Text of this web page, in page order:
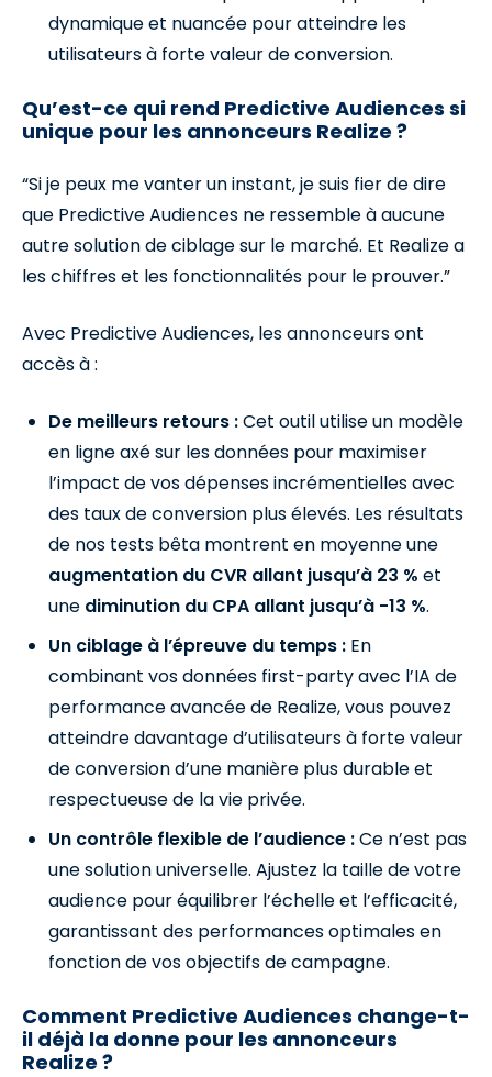
dynamique et nuancée pour atteindre les
utilisateurs à forte valeur de conversion.
Qu’est-ce qui rend Predictive Audiences si
unique pour les annonceurs Realize ?
“Si je peux me vanter un instant, je suis fier de dire
que Predictive Audiences ne ressemble à aucune
autre solution de ciblage sur le marché. Et Realize a
les chiffres et les fonctionnalités pour le prouver.”
Avec Predictive Audiences, les annonceurs ont
accès à :
De meilleurs retours :Cet outil utilise un modèle
en ligne axé sur les données pour maximiser
l’impact de vos dépenses incrémentielles avec
des taux de conversion plus élevés. Les résultats
de nos tests bêta montrent en moyenne une
augmentation du CVR allant jusqu’à 23 % et
une diminution du CPA allant jusqu’à -13 %.
Un ciblage à l’épreuve du temps : En
combinant vos données first-party avec l’IA de
performance avancée de Realize, vous pouvez
atteindre davantage d’utilisateurs à forte valeur
de conversion d’une manière plus durable et
respectueuse de la vie privée.
Un contrôle flexible de l’audience :Ce n’est pas
une solution universelle. Ajustez la taille de votre
audience pour équilibrer l’échelle et l’efficacité,
garantissant des performances optimales en
fonction de vos objectifs de campagne.
Comment Predictive Audiences change-t-
il déjà la donne pour les annonceurs
Realize ?